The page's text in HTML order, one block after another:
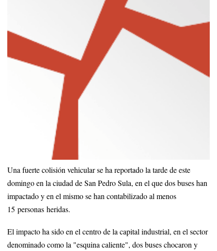
Una fuerte colisión vehicular se ha reportado la tarde de este
domingo en la ciudad de San Pedro Sula, en el que dos buses han
impactado y en el mismo se han contabilizado al menos
15 personas heridas.
El impacto ha sido en el centro de la capital industrial, en el sector
denominado como la "esquina caliente", dos buses chocaron y